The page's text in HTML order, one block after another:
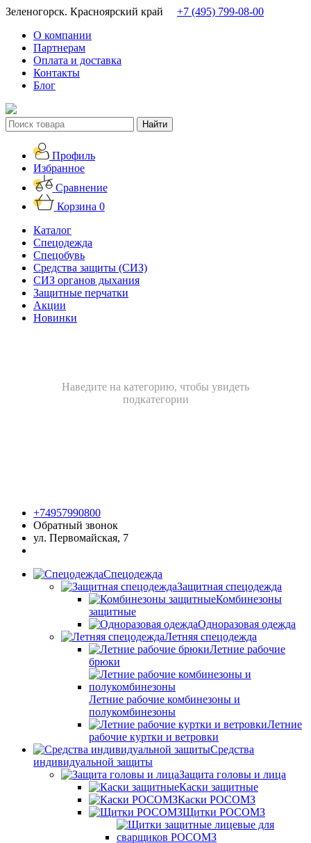
Зеленогорск. Красноярский край
+7 (495) 799-08-00
О компании
Партнерам
Оплата и доставка
Контакты
Блог
Профиль
Избранное
Сравнение
Корзина 0
Каталог
Спецодежда
Спецобувь
Средства защиты (СИЗ)
СИЗ органов дыхания
Защитные перчатки
Акции
Новинки
Наведите на категорию, чтобы увидеть
подкатегории
+74957990800
Обратный звонок
ул. Первомайская, 7
Спецодежда
Защитная спецодежда
Комбинезоны
защитные
Одноразовая одежда
Летняя спецодежда
Летние рабочие
брюки
Летние рабочие комбинезоны и
полукомбинезоны
Летние
рабочие куртки и ветровки
Средства
индивидуальной защиты
Защита головы и лица
Каски защитные
Каски РОСОМЗ
Щитки РОСОМЗ